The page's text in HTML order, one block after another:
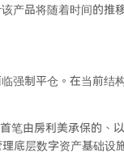
产品将随着时间的推
强制平仓。在当前结
笔由房利美承保的、
底层数字资产基础设